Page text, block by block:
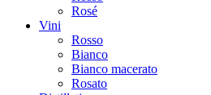
Rosé
Vini
Rosso
Bianco
Bianco macerato
Rosato